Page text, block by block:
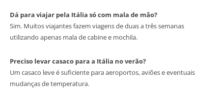
Dá para viajar pela Itália só com mala de mão?
Sim. Muitos viajantes fazem viagens de duas a três semanas
utilizando apenas mala de cabine e mochila.
Preciso levar casaco para a Itália no verão?
Um casaco leve é suficiente para aeroportos, aviões e eventuais
mudanças de temperatura.